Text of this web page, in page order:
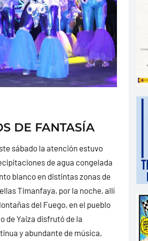
DE FANTASÍA
sábado la atención estuvo
de agua congelada
blanco en distintas zonas de
Timanfaya, por la noche, allí
del Fuego, en el pueblo
de Yaiza disfrutó de la
y abundante de música,